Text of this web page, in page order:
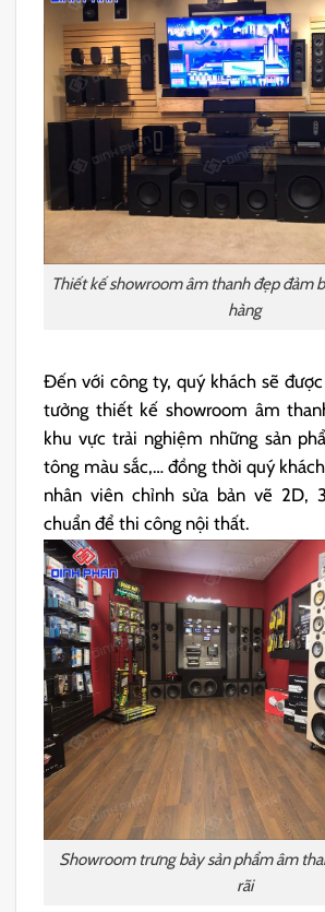
Thiết kế showroom âm thanh đẹp đảm
hàng
Đến với công ty, quý khách sẽ
tưởng thiết kế showroom âm
khu vực trải nghiệm những sản
tông màu sắc,… đồng thời quý
nhân viên chỉnh sửa bản vẽ 2D,
chuẩn để thi công nội thất.
Showroom trưng bày sản phẩm âm
rãi